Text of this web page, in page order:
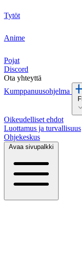
Tytöt
Anime
Pojat
Discord
Ota yhteyttä
Kumppanuusohjelma
FI
Oikeudelliset ehdot
Luottamus ja turvallisuus
Ohjekeskus
Avaa sivupalkki